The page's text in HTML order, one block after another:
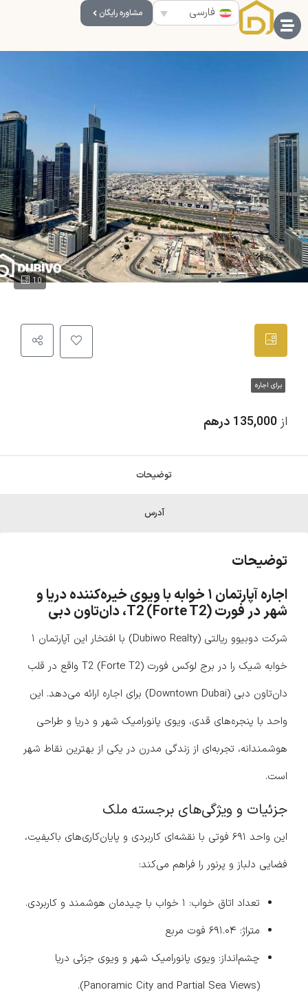
فارسی مشاوره رایگان
10
برای اجاره
از 135,000 درهم
توضیحات
آدرس
توضیحات
اجاره آپارتمان ۱ خوابه با ویوی خیره‌کننده دریا و
شهر در فورت T2 (Forte T2)، دان‌تاون دبی
شرکت دوبیوو ریالتی (Dubiwo Realty) با افتخار این آپارتمان ۱
خوابه شیک را در برج لوکس فورت T2 (Forte T2) واقع در قلب
دان‌تاون دبی (Downtown Dubai) برای اجاره ارائه می‌دهد. این
واحد با پنجره‌های قدی، ویوی پانورامیک شهر و دریا و طراحی
هوشمندانه، تجربه‌ای از زندگی مدرن در یکی از بهترین نقاط شهر
است.
جزئیات و ویژگی‌های برجسته ملک
این واحد ۶۹۱ فوتی با نقشه‌ای کاربردی و پایان‌کاری‌های باکیفیت،
فضایی دلباز و پرنور را فراهم می‌کند:
تعداد اتاق خواب: ۱ خواب با چیدمان هوشمند و کاربردی.
متراژ: ۶۹۱.۰۴ فوت مربع
چشم‌انداز: ویوی پانورامیک شهر و ویوی جزئی دریا
(Panoramic City and Partial Sea Views).